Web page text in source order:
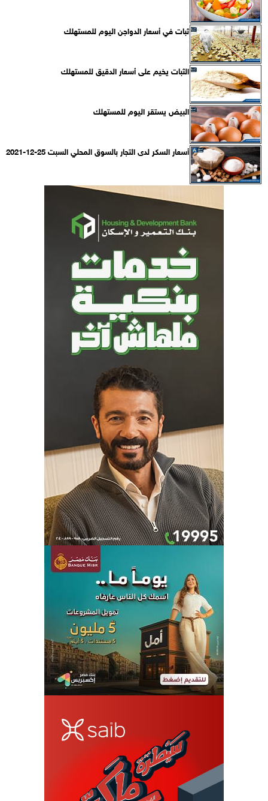
ثبات في أسعار الدواجن اليوم للمستهلك
الثبات يخيم على أسعار الدقيق للمستهلك
البيض يستقر اليوم للمستهلك
أسعار السكر لدى التجار بالسوق المحلي السبت 25-12-2021